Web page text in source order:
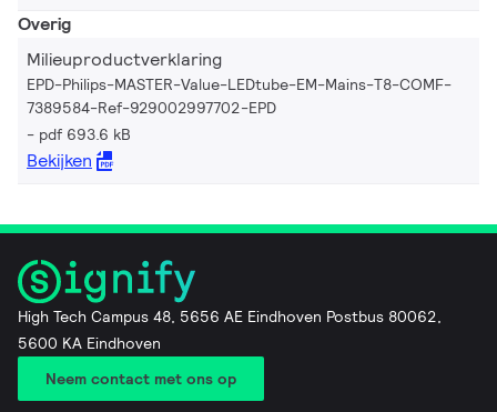
Overig
Milieuproductverklaring
EPD-Philips-MASTER-Value-LEDtube-EM-Mains-T8-COMF-
7389584-Ref-929002997702-EPD
pdf 693.6 kB
Bekijken
High Tech Campus 48, 5656 AE Eindhoven Postbus 80062,
5600 KA Eindhoven
Neem contact met ons op